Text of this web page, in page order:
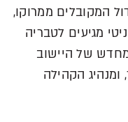
המקובלים ממרוקו,
מגיעים לטבריה
של היישוב
הקהילה